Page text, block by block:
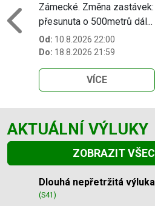
Zámecké. Změna
přesunuta o 500metrů dál...
Od: 10.8.2026 22:00
Do: 18.8.2026 21:59
VÍCE
Previous
AKTUÁLNÍ VÝLUKY
ZOBRAZIT
Slide 1 of 84
Dlouhá nepřetržitá
(S41)